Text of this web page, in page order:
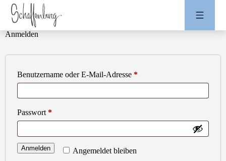
Anmelden
Benutzername oder E-Mail-Adresse *Erforderlich
Passwort *Erforderlich
Angemeldet bleiben
Anmelden